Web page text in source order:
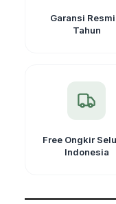
Garansi
Tahun
Free Ongkir
Indonesia